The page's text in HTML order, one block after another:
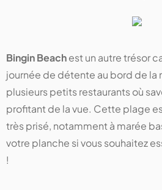
Bingin Beachest un autre trésor
journée de détente au bord de la
plusieurs petits restaurants où
profitant de la vue. Cette plage
très prisé, notamment à marée
votre planche si vous souhaitez
!